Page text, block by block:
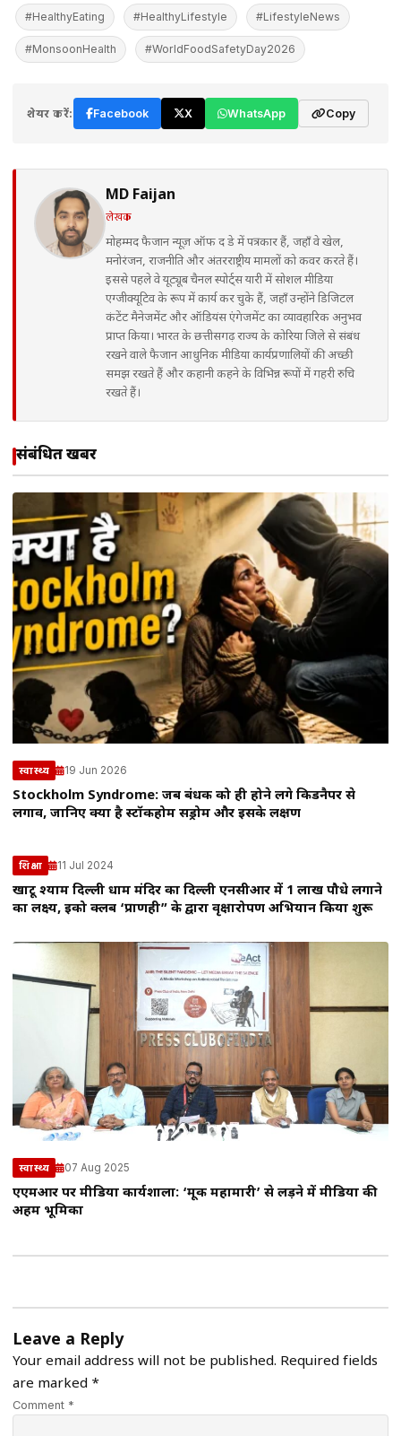
#HealthyEating #HealthyLifestyle #LifestyleNews
#MonsoonHealth #WorldFoodSafetyDay2026
शेयर करें: Facebook X WhatsApp Copy
MD Faijan
लेखक
मोहम्मद फैजान न्यूज़ ऑफ द डे में पत्रकार हैं, जहाँ वे खेल,
मनोरंजन, राजनीति और अंतरराष्ट्रीय मामलों को कवर करते हैं।
इससे पहले वे यूट्यूब चैनल स्पोर्ट्स यारी में सोशल मीडिया
एग्जीक्यूटिव के रूप में कार्य कर चुके हैं, जहाँ उन्होंने डिजिटल
कंटेंट मैनेजमेंट और ऑडियंस एंगेजमेंट का व्यावहारिक अनुभव
प्राप्त किया। भारत के छत्तीसगढ़ राज्य के कोरिया जिले से संबंध
रखने वाले फैजान आधुनिक मीडिया कार्यप्रणालियों की अच्छी
समझ रखते हैं और कहानी कहने के विभिन्न रूपों में गहरी रुचि
रखते हैं।
संबंधित खबरें
स्वास्थ्य 19 Jun 2026
Stockholm Syndrome: जब बंधक को ही होने लगे किडनैपर से
लगाव, जानिए क्या है स्टॉकहोम सिंड्रोम और इसके लक्षण
शिक्षा 11 Jul 2024
खाटू श्याम दिल्ली धाम मंदिर का दिल्ली एनसीआर में 1 लाख पौधे लगाने
का लक्ष्य, इको क्लब ‘प्राणही” के द्वारा वृक्षारोपण अभियान किया शुरू
स्वास्थ्य 07 Aug 2025
एएमआर पर मीडिया कार्यशाला: ‘मूक महामारी’ से लड़ने में मीडिया की
अहम भूमिका
Leave a Reply
Your email address will not be published. Required fields
are marked *
Comment *